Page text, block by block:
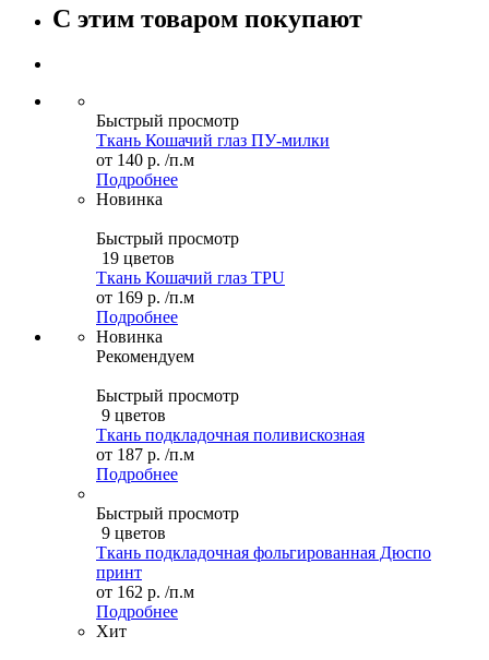
С этим товаром покупают
Быстрый просмотр
Ткань Кошачий глаз ПУ-милки
от 140 р. /п.м
Подробнее
Новинка
Быстрый просмотр
19 цветов
Ткань Кошачий глаз TPU
от 169 р. /п.м
Подробнее
Новинка
Рекомендуем
Быстрый просмотр
9 цветов
Ткань подкладочная поливискозная
от 187 р. /п.м
Подробнее
Быстрый просмотр
9 цветов
Ткань подкладочная фольгированная Дюспо
принт
от 162 р. /п.м
Подробнее
Хит